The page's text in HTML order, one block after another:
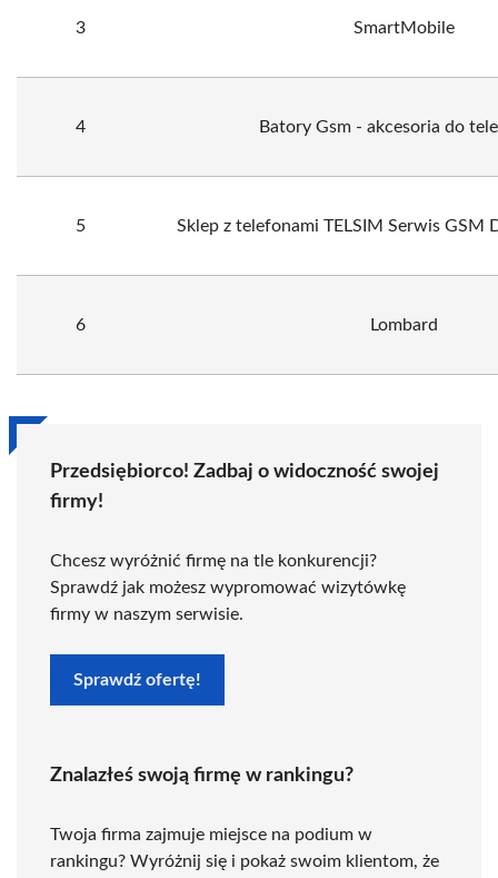
3 SmartMobile
4 Batory Gsm - akcesoria do
5 Sklep z telefonami TELSIM Serwis GSM
6 Lombard
Przedsiębiorco! Zadbaj o widoczność swojej
firmy!
Chcesz wyróżnić firmę na tle konkurencji?
Sprawdź jak możesz wypromować wizytówkę
firmy w naszym serwisie.
Sprawdź ofertę!
Znalazłeś swoją firmę w rankingu?
Twoja firma zajmuje miejsce na podium w
rankingu? Wyróżnij się i pokaż swoim klientom, że